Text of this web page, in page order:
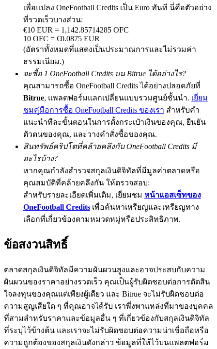
Precious Metals Trading Carnival
Trade Gold & Silver · 33,333 USDT Bonus
USDT New User Exclusive 10% APR
USDT Flexible Staking | Daily Rewards
New Listing Futures Fest
Trade New Futures, Win 200,000 USDT
Crypto World Cup 2026: Grand Finale
กิจกรรมเพิ่มเติม
เพื่อแปลง OneFootball Credits เป็น Euro ทันที นี่คือตัวอย่าง
ที่รวดเร็วบางส่วน:
€10 EUR = 1,142.85714285 OFC
10 OFC = €0.0875 EUR
(อัตราทั้งหมดที่แสดงเป็นประมาณการและไม่รวมค่า
ธรรมเนียม.)
จะซื้อ 1 OneFootball Credits บน Bitrue ได้อย่างไร?
คุณสามารถซื้อ OneFootball Credits ได้อย่างปลอดภัยที่
Bitrue, แพลตฟอร์มแลกเปลี่ยนแบบรวมศูนย์ชั้นนำ. เยี่ยม
ชมคู่มือการซื้อ OneFootball Credits ของเรา สำหรับคำ
แนะนำทีละขั้นตอนในการตั้งกระเป๋าเงินของคุณ, ยืนยัน
ตัวตนของคุณ, และวางคำสั่งซื้อของคุณ.
สินทรัพย์คริปโตที่คล้ายคลึงกับ OneFootball Credits มี
อะไรบ้าง?
หากคุณกำลังสำรวจสกุลเงินดิจิทัลที่มีมูลค่าตลาดหรือ
คุณสมบัติที่คล้ายคลึงกัน ให้ตรวจสอบ:
สำหรับรายละเอียดเพิ่มเติม, เยี่ยมชม หน้าแอสเซ็ทของ
OneFootball Credits เพื่อค้นหาเหรียญและเหรียญทาง
เลือกที่เกี่ยวข้องตามหมวดหมู่หรือประสิทธิภาพ.
ข้อสงวนสิทธิ์
ตลาดสกุลเงินดิจิทัลมีความผันผวนสูงและอาจประสบกับความ
ผันผวนของราคาอย่างรวดเร็ว คุณเป็นผู้รับผิดชอบต่อการตัดสิน
ใจลงทุนของคุณแต่เพียงผู้เดียว และ Bitrue จะไม่รับผิดชอบต่อ
ความสูญเสียใด ๆ ที่คุณอาจได้รับ เราพึ่งพาแหล่งที่มาของบุคคล
ที่สามสำหรับราคาและข้อมูลอื่น ๆ ที่เกี่ยวข้องกับสกุลเงินดิจิทัล
ที่ระบุไว้ข้างต้น และเราจะไม่รับผิดชอบต่อความน่าเชื่อถือหรือ
ความถูกต้องของสกุลเงินดังกล่าว ข้อมูลที่ให้ไว้บนแพลตฟอร์ม